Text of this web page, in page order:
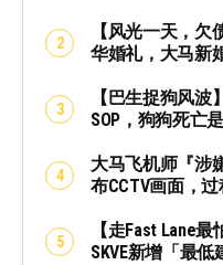
【风光一天，欠
华婚礼，大马新
【巴生捉狗风波
SOP，狗狗死亡
大马飞机师『涉
布CCTV画面，
【走Fast Lane
SKVE新增「最